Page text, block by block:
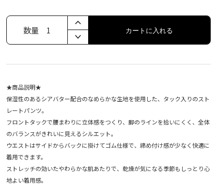
数量 1 カートに入れる
★商品説明★
保湿性のあるシアバター配合のなめらかな生地を使用した、タック入りのスト
レートパンツ。
フロントタックで腰まわりに立体感をつくり、脚のラインを拾いにくく、全体
のバランスがきれいに見えるシルエット。
ウエストはサイドからバックに掛けてゴム仕様で、締め付け感が少なく快適に
着用できます。
ストレッチの効いたやわらかな肌あたりで、乾燥が気になる季節もしっとり心
地よい着用感。